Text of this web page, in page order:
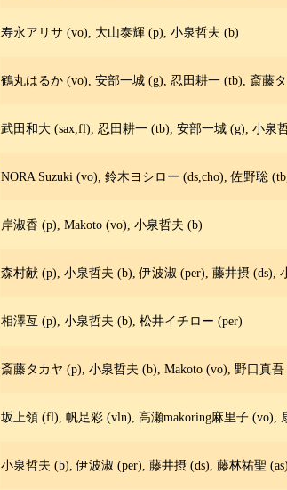
寿永アリサ (vo), 大山泰輝 (p), 小泉哲夫 (b)
鶴丸はるか (vo), 安部一城 (g), 忍田耕一 (tb), 斎藤
武田和大 (sax,fl), 忍田耕一 (tb), 安部一城 (g), 小泉
NORA Suzuki (vo), 鈴木ヨシロー (ds,cho), 佐野聡
岸淑香 (p), Makoto (vo), 小泉哲夫 (b)
森村献 (p), 小泉哲夫 (b), 伊波淑 (per), 藤井摂 (ds),
相澤亙 (p), 小泉哲夫 (b), 松井イチロー (per)
斎藤タカヤ (p), 小泉哲夫 (b), Makoto (vo), 野口真吾
坂上領 (fl), 帆足彩 (vln), 高瀬makoring麻里子 (vo),
小泉哲夫 (b), 伊波淑 (per), 藤井摂 (ds), 藤林祐聖 (as)